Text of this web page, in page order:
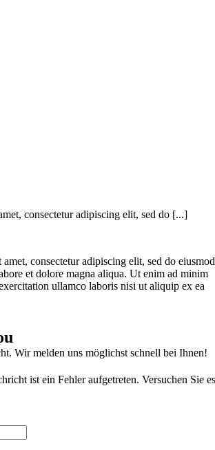
consectetur adipiscing elit, sed do [...]
consectetur adipiscing elit, sed do eiusmod
et dolore magna aliqua. Ut enim ad minim
ullamco laboris nisi ut aliquip ex ea
Wir melden uns möglichst schnell bei Ihnen!
ist ein Fehler aufgetreten. Versuchen Sie